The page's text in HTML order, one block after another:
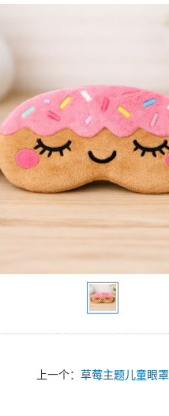
上一个：草莓主题儿童眼罩